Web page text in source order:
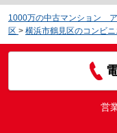
1000万の中古マンション ア
区 > 横浜市鶴見区のコンビ
営